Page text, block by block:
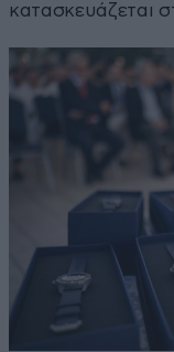
κατασκευάζεται